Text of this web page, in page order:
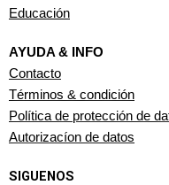
Educación
AYUDA & INFO
Contacto
Términos & condición
Política de protección de
Autorizacíon de datos
SIGUENOS